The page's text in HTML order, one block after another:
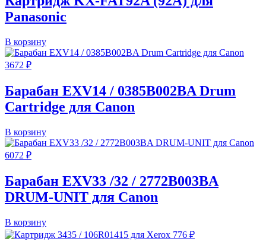
Panasonic
В корзину
3672 ₽
Барабан EXV14 / 0385B002BA Drum
Cartridge для Canon
В корзину
6072 ₽
Барабан EXV33 /32 / 2772B003BA
DRUM-UNIT для Canon
В корзину
776 ₽